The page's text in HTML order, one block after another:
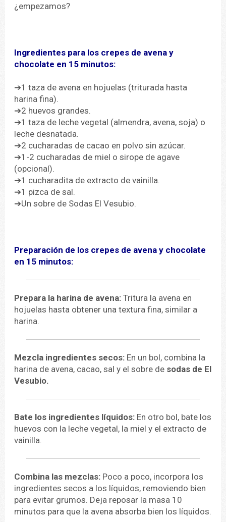
¿empezamos?
Ingredientes para los crepes de avena y
chocolate en 15 minutos:
➔1 taza de avena en hojuelas (triturada hasta
harina fina).
➔2 huevos grandes.
➔1 taza de leche vegetal (almendra, avena, soja) o
leche desnatada.
➔2 cucharadas de cacao en polvo sin azúcar.
➔1-2 cucharadas de miel o sirope de agave
(opcional).
➔1 cucharadita de extracto de vainilla.
➔1 pizca de sal.
➔Un sobre de Sodas El Vesubio.
Preparación de los crepes de avena y chocolate
en 15 minutos:
Prepara la harina de avena: Tritura la avena en
hojuelas hasta obtener una textura fina, similar a
harina.
Mezcla ingredientes secos: En un bol, combina la
harina de avena, cacao, sal y el sobre de sodas de El
Vesubio.
Bate los ingredientes líquidos: En otro bol, bate los
huevos con la leche vegetal, la miel y el extracto de
vainilla.
Combina las mezclas: Poco a poco, incorpora los
ingredientes secos a los líquidos, removiendo bien
para evitar grumos. Deja reposar la masa 10
minutos para que la avena absorba bien los líquidos.